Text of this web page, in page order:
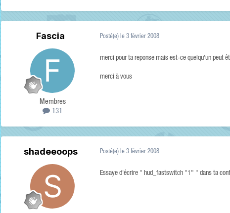
Fascia
Membres
131
Posté(e) le 3 février 2008
merci pour ta reponse mais est-ce quelqu'un peut
merci à vous
shadeeoops Posté(e) le 3 février 2008
Essaye d'écrire " hud_fastswitch "1" " dans ta